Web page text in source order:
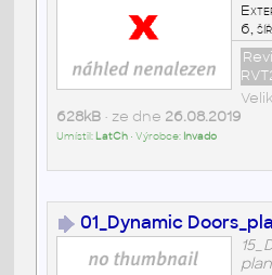
6,
628kB• ze dne 26.08.2019
Umístil: LatCh• Výrobce: Invado
01_Dynamic